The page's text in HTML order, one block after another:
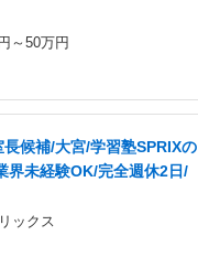
～50万円
候補/大宮/学習塾SPRIXの
界未経験OK/完全週休2日/
ックス